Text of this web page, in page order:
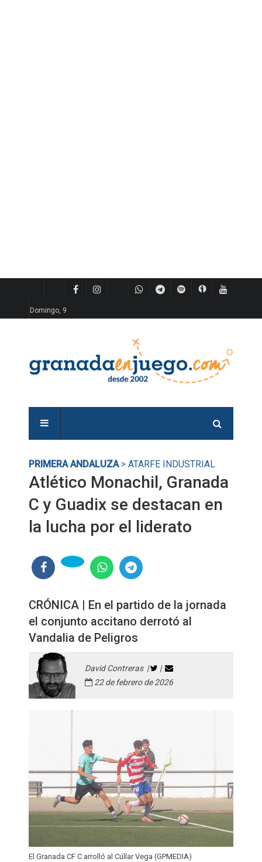
Domingo, 9
PRIMERA ANDALUZA> ATARFE INDUSTRIAL
Atlético Monachil, Granada
C y Guadix se destacan en
la lucha por el liderato
CRÓNICA | En el partido de la jornada
el conjunto accitano derrotó al
Vandalia de Peligros
David Contreras |
|
22 de febrero de 2026
El Granada CF C arrolló al Cúllar Vega (GPMEDIA)